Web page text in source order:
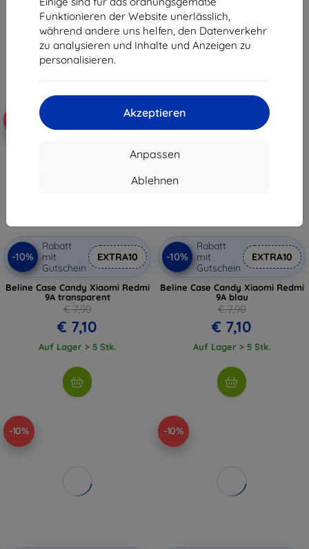
Funktionieren der Website unerlässlich,
während andere uns helfen, den Datenverkehr
zu analysieren und Inhalte und Anzeigen zu
personalisieren.
Akzeptieren
Anpassen
Ablehnen
€ 7,10
Auf Lager > 5 Stk.
€ 7,10
Auf Lager > 5 Stk.
-10%
Rabatt
mit
Gutschein
EXTRA10
Beline Case Candy Xiaomi Redmi
9A transparent
€ 7,90
€ 7,10
Auf Lager > 5 Stk.
-10%
-10%
Rabatt
mit
Gutschein
EXTRA10
Beline Case Candy Xiaomi Redmi
9A blau
€ 7,90
€ 7,10
Auf Lager > 5 Stk.
-10% -10%